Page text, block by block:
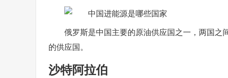
俄罗斯是中国主要的原油供应国之一，两国之
的供应国。
沙特阿拉伯